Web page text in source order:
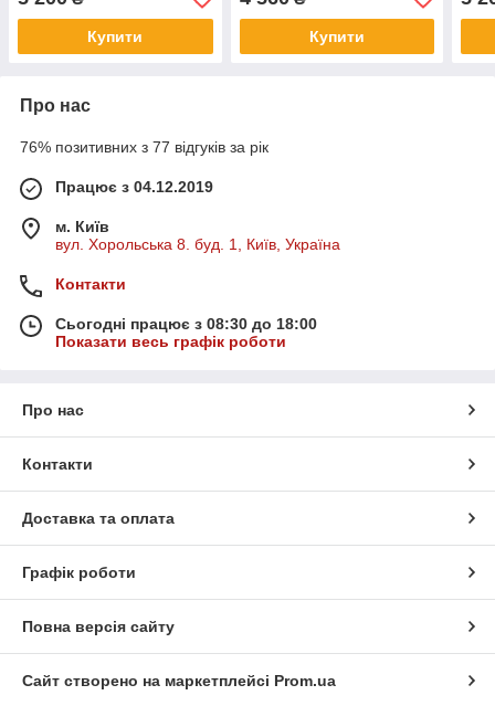
реклами
Купити Купити
Про нас
76% позитивних з 77 відгуків за рік
Працює з 04.12.2019
м. Київ
вул. Хорольська 8. буд. 1, Київ, Україна
Контакти
Сьогодні працює з 08:30 до 18:00
Показати весь графік роботи
Про нас
Контакти
Доставка та оплата
Графік роботи
Повна версія сайту
Сайт створено на маркетплейсі Prom.ua